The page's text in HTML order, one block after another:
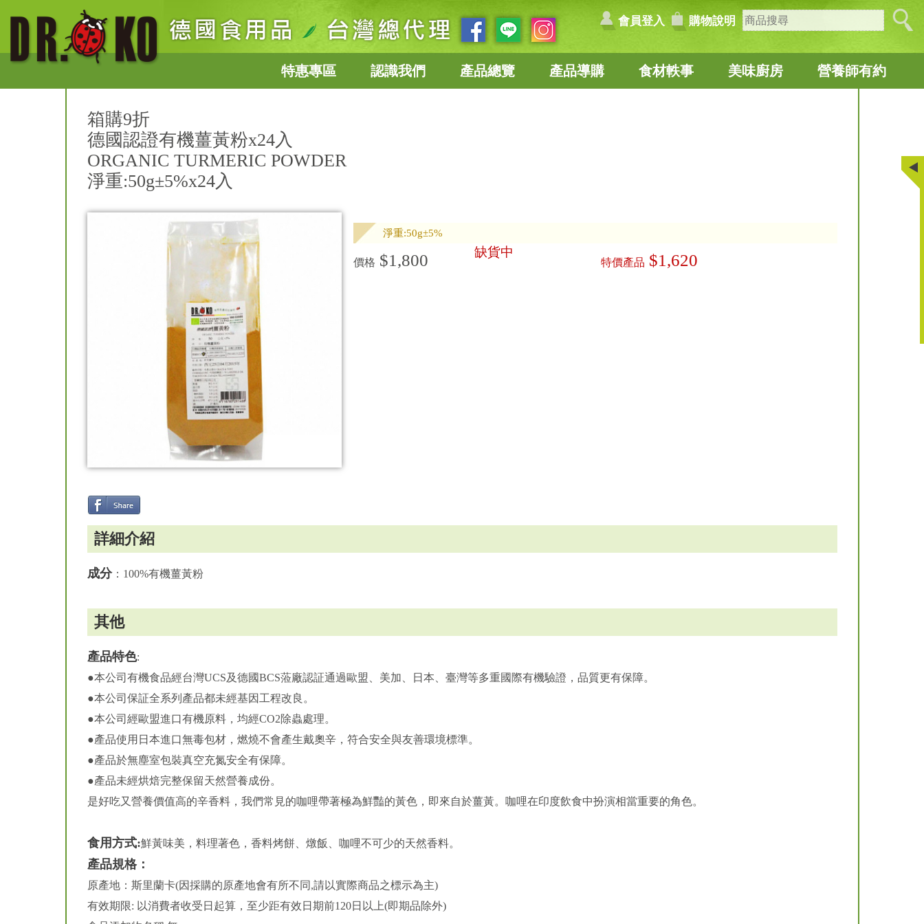
會員登入 購物說明
特惠專區 認識我們 產品總覽 產品導購 食材軼事 美味廚房 營養師有約
箱購9折
德國認證有機薑黃粉x24入
ORGANIC TURMERIC POWDER
淨重:50g±5%x24入
淨重:50g±5%
價格 $1,800 特價產品 $1,620
缺貨中
詳細介紹
成分：100%有機薑黃粉
其他
產品特色:
●本公司有機食品經台灣UCS及德國BCS蒞廠認証通過歐盟、美加、日本、臺灣等多重國際有機驗證，品質更有保障。
●本公司保証全系列產品都未經基因工程改良。
●本公司經歐盟進口有機原料，均經CO2除蟲處理。
●產品使用日本進口無毒包材，燃燒不會產生戴奧辛，符合安全與友善環境標準。
●產品於無塵室包裝真空充氮安全有保障。
●產品未經烘焙完整保留天然營養成份。
是好吃又營養價值高的辛香料，我們常見的咖哩帶著極為鮮豔的黃色，即來自於薑黃。咖哩在印度飲食中扮演相當重要的角色。
食用方式:鮮黃味美，料理著色，香料烤餅、燉飯、咖哩不可少的天然香料。
產品規格：
原產地：斯里蘭卡(因採購的原產地會有所不同,請以實際商品之標示為主)
有效期限: 以消費者收受日起算，至少距有效日期前120日以上(即期品除外)